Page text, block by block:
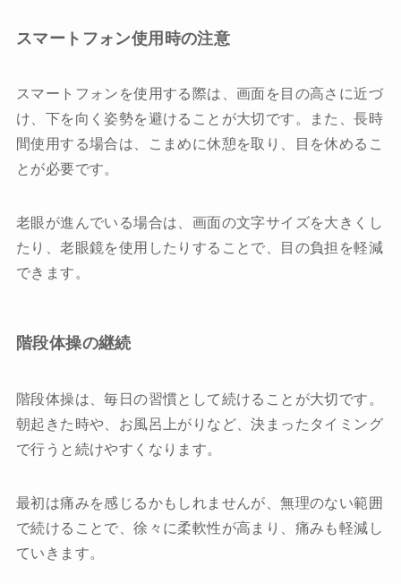
スマートフォン使用時の注意
スマートフォンを使用する際は、画面を目の高さに近づ
け、下を向く姿勢を避けることが大切です。また、長時
間使用する場合は、こまめに休憩を取り、目を休めるこ
とが必要です。
老眼が進んでいる場合は、画面の文字サイズを大きくし
たり、老眼鏡を使用したりすることで、目の負担を軽減
できます。
階段体操の継続
階段体操は、毎日の習慣として続けることが大切です。
朝起きた時や、お風呂上がりなど、決まったタイミング
で行うと続けやすくなります。
最初は痛みを感じるかもしれませんが、無理のない範囲
で続けることで、徐々に柔軟性が高まり、痛みも軽減し
ていきます。